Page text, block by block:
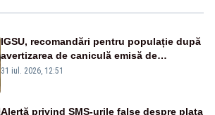
IGSU, recomandări pentru populație după
avertizarea de caniculă emisă de
meteorologi
31 iul. 2026, 12:51
Alertă privind SMS-urile false despre plata